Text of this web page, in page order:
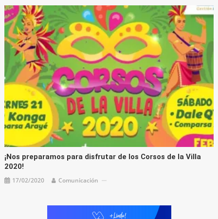
¡Nos preparamos para disfrutar de los Corsos de la Villa
2020!
17/02/2020 Comunicación